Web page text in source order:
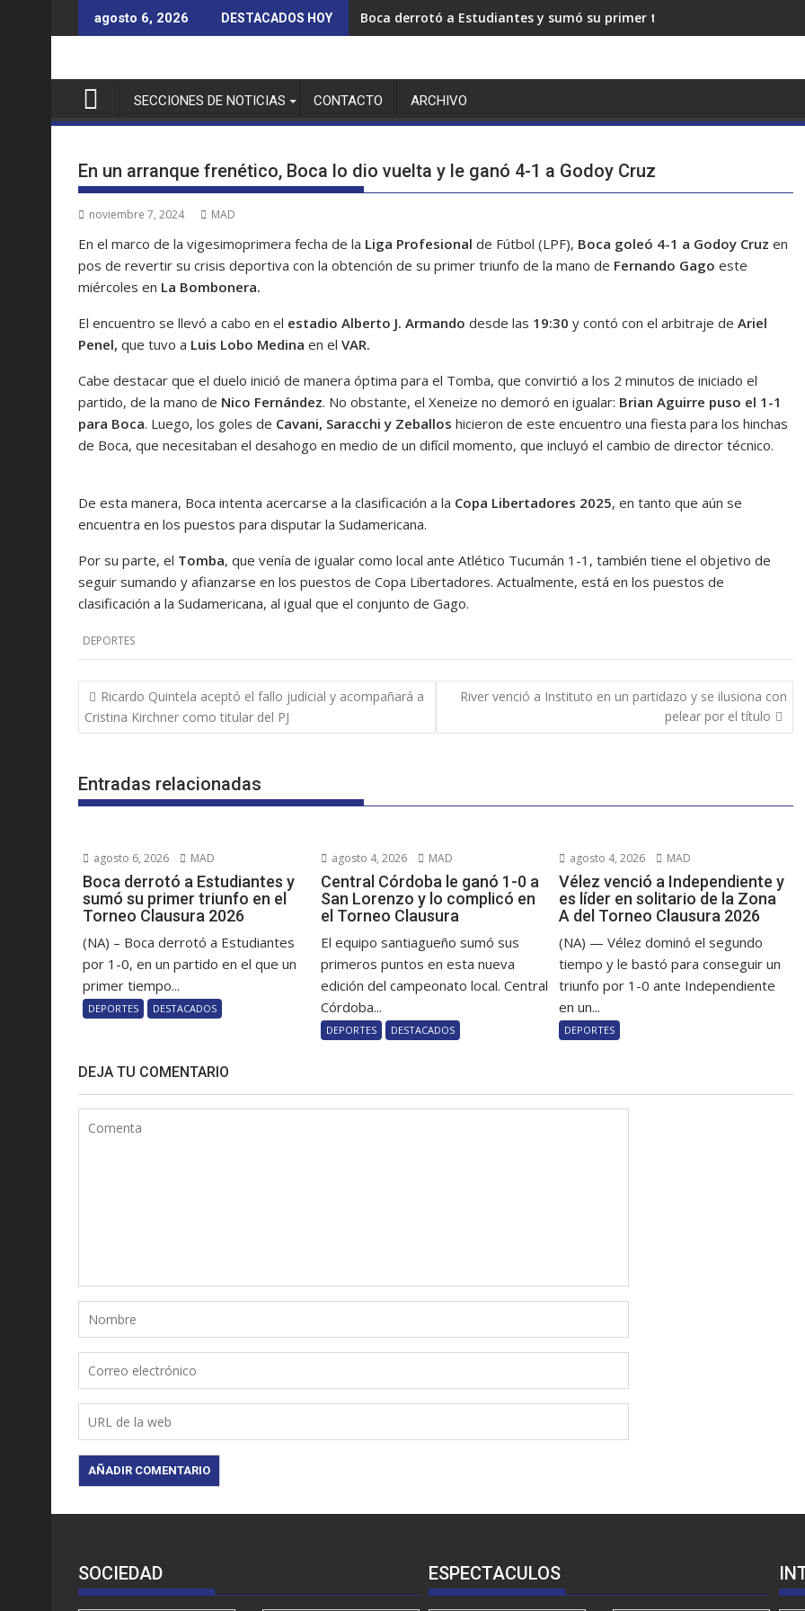
al
agosto 6, 2026 DESTACADOS HOY Boca derrotó a Estudiantes y sumó su primer triunfo en el Torneo
SECCIONES DE NOTICIAS CONTACTO ARCHIVO
En un arranque frenético, Boca lo dio vuelta y le ganó 4-1 a Godoy Cruz
noviembre 7, 2024 MAD
En el marco de la vigesimoprimera fecha de la Liga Profesional de Fútbol (LPF), Boca goleó 4-1 a Godoy Cruz en
pos de revertir su crisis deportiva con la obtención de su primer triunfo de la mano de Fernando Gago este
miércoles en La Bombonera.
El encuentro se llevó a cabo en el estadio Alberto J. Armando desde las 19:30 y contó con el arbitraje de Ariel
Penel, que tuvo a Luis Lobo Medina en el VAR.
Cabe destacar que el duelo inició de manera óptima para el Tomba, que convirtió a los 2 minutos de iniciado el
partido, de la mano de Nico Fernández. No obstante, el Xeneize no demoró en igualar: Brian Aguirre puso el 1-1
para Boca. Luego, los goles de Cavani, Saracchi y Zeballos hicieron de este encuentro una fiesta para los hinchas
de Boca, que necesitaban el desahogo en medio de un difícil momento, que incluyó el cambio de director técnico.
De esta manera, Boca intenta acercarse a la clasificación a la Copa Libertadores 2025, en tanto que aún se
encuentra en los puestos para disputar la Sudamericana.
Por su parte, el Tomba, que venía de igualar como local ante Atlético Tucumán 1-1, también tiene el objetivo de
seguir sumando y afianzarse en los puestos de Copa Libertadores. Actualmente, está en los puestos de
clasificación a la Sudamericana, al igual que el conjunto de Gago.
DEPORTES
Navegación
de
entradas
Ricardo Quintela aceptó el fallo judicial y acompañará a
Cristina Kirchner como titular del PJ
River venció a Instituto en un partidazo y se ilusiona con
pelear por el título
Entradas relacionadas
agosto 6, 2026 MAD
Boca derrotó a Estudiantes y
sumó su primer triunfo en el
Torneo Clausura 2026
(NA) – Boca derrotó a Estudiantes
por 1-0, en un partido en el que un
primer tiempo...
DEPORTES DESTACADOS
agosto 4, 2026 MAD
Central Córdoba le ganó 1-0 a
San Lorenzo y lo complicó en
el Torneo Clausura
El equipo santiagueño sumó sus
primeros puntos en esta nueva
edición del campeonato local. Central
Córdoba...
DEPORTES DESTACADOS
agosto 4, 2026 MAD
Vélez venció a Independiente y
es líder en solitario de la Zona
A del Torneo Clausura 2026
(NA) — Vélez dominó el segundo
tiempo y le bastó para conseguir un
triunfo por 1-0 ante Independiente
en un...
DEPORTES
DEJA TU COMENTARIO
SOCIEDAD ESPECTACULOS